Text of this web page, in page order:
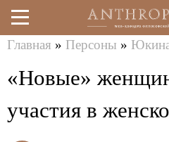
Перейти
к
здесь
Главная » Персоны »
«Новые»
участия в